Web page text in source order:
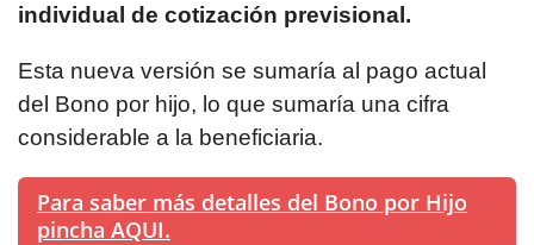
individual de cotización previsional.
Esta nueva versión se sumaría al pago actual
del Bono por hijo, lo que sumaría una cifra
considerable a la beneficiaria.
Para saber más detalles del Bono por Hijo
pincha AQUI.